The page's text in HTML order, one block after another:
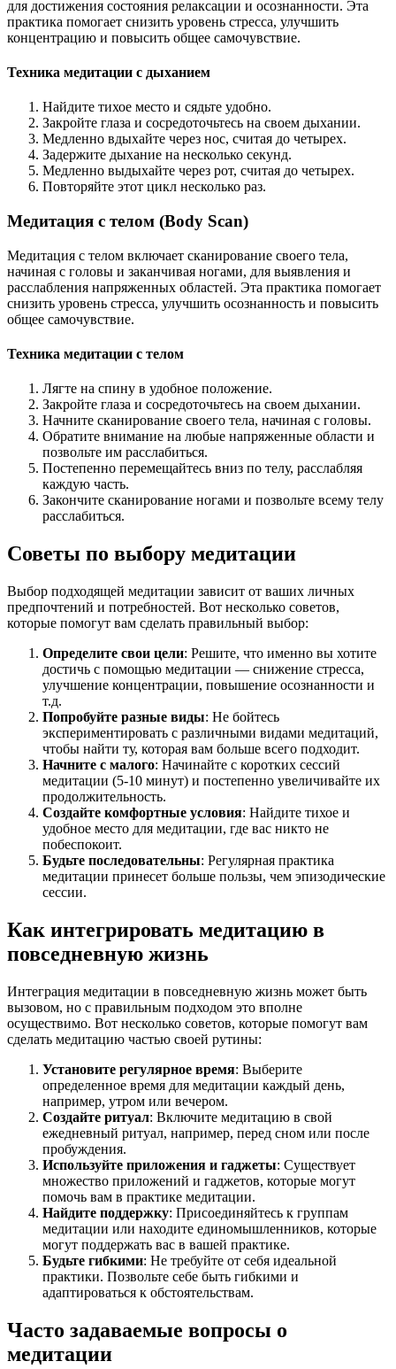
для достижения состояния релаксации и осознанности. Эта
практика помогает снизить уровень стресса, улучшить
концентрацию и повысить общее самочувствие.
Техника медитации с дыханием
Найдите тихое место и сядьте удобно.
Закройте глаза и сосредоточьтесь на своем дыхании.
Медленно вдыхайте через нос, считая до четырех.
Задержите дыхание на несколько секунд.
Медленно выдыхайте через рот, считая до четырех.
Повторяйте этот цикл несколько раз.
Медитация с телом (Body Scan)
Медитация с телом включает сканирование своего тела,
начиная с головы и заканчивая ногами, для выявления и
расслабления напряженных областей. Эта практика помогает
снизить уровень стресса, улучшить осознанность и повысить
общее самочувствие.
Техника медитации с телом
Лягте на спину в удобное положение.
Закройте глаза и сосредоточьтесь на своем дыхании.
Начните сканирование своего тела, начиная с головы.
Обратите внимание на любые напряженные области и
позвольте им расслабиться.
Постепенно перемещайтесь вниз по телу, расслабляя
каждую часть.
Закончите сканирование ногами и позвольте всему телу
расслабиться.
Советы по выбору медитации
Выбор подходящей медитации зависит от ваших личных
предпочтений и потребностей. Вот несколько советов,
которые помогут вам сделать правильный выбор:
Определите свои цели: Решите, что именно вы хотите
достичь с помощью медитации — снижение стресса,
улучшение концентрации, повышение осознанности и
т.д.
Попробуйте разные виды: Не бойтесь
экспериментировать с различными видами медитаций,
чтобы найти ту, которая вам больше всего подходит.
Начните с малого: Начинайте с коротких сессий
медитации (5-10 минут) и постепенно увеличивайте их
продолжительность.
Создайте комфортные условия: Найдите тихое и
удобное место для медитации, где вас никто не
побеспокоит.
Будьте последовательны: Регулярная практика
медитации принесет больше пользы, чем эпизодические
сессии.
Как интегрировать медитацию в
повседневную жизнь
Интеграция медитации в повседневную жизнь может быть
вызовом, но с правильным подходом это вполне
осуществимо. Вот несколько советов, которые помогут вам
сделать медитацию частью своей рутины:
Установите регулярное время: Выберите
определенное время для медитации каждый день,
например, утром или вечером.
Создайте ритуал: Включите медитацию в свой
ежедневный ритуал, например, перед сном или после
пробуждения.
Используйте приложения и гаджеты: Существует
множество приложений и гаджетов, которые могут
помочь вам в практике медитации.
Найдите поддержку: Присоединяйтесь к группам
медитации или находите единомышленников, которые
могут поддержать вас в вашей практике.
Будьте гибкими: Не требуйте от себя идеальной
практики. Позвольте себе быть гибкими и
адаптироваться к обстоятельствам.
Часто задаваемые вопросы о
медитации